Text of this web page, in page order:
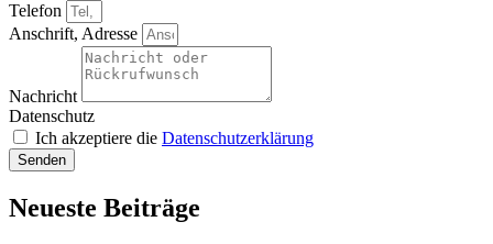
Telefon
Anschrift, Adresse
Nachricht
Datenschutz
Ich akzeptiere die Datenschutzerklärung
Senden
Neueste Beiträge